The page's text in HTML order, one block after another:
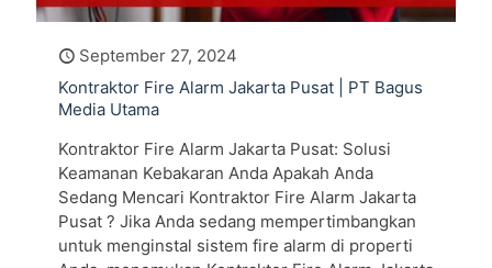
September 27, 2024
Kontraktor Fire Alarm Jakarta Pusat | PT Bagus
Media Utama
Kontraktor Fire Alarm Jakarta Pusat: Solusi
Keamanan Kebakaran Anda Apakah Anda
Sedang Mencari Kontraktor Fire Alarm Jakarta
Pusat ? Jika Anda sedang mempertimbangkan
untuk menginstal sistem fire alarm di properti